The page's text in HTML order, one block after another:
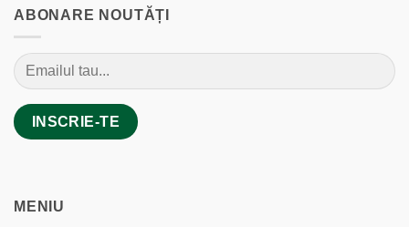
ABONARE NOUTĂȚI
MENIU